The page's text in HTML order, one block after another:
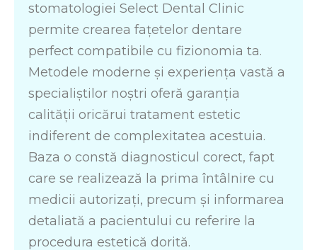
stomatologiei Select Dental Clinic
permite crearea fațetelor dentare
perfect compatibile cu fizionomia ta.
Metodele moderne și experiența vastă a
specialiștilor noștri oferă garanția
calității oricărui tratament estetic
indiferent de complexitatea acestuia.
Baza o constă diagnosticul corect, fapt
care se realizează la prima întâlnire cu
medicii autorizați, precum și informarea
detaliată a pacientului cu referire la
procedura estetică dorită.